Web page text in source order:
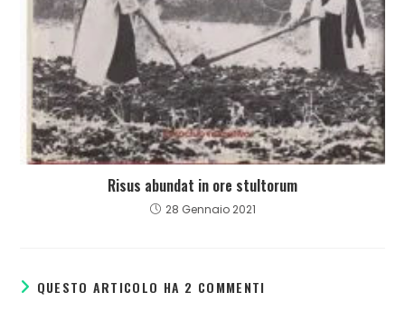
Risus abundat in ore stultorum
28 Gennaio 2021
QUESTO ARTICOLO HA 2 COMMENTI